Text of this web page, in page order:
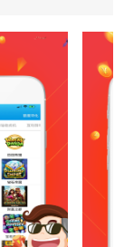
构，将用户常
找时间，提